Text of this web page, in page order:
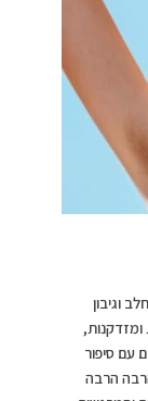
וגיבון
עם סיפור
הרבה